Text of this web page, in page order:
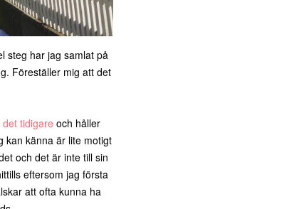
steg har jag samlat på
Föreställer mig att det
tidigare och håller
kan känna är lite motigt
och det är inte till sin
eftersom jag första
att ofta kunna ha